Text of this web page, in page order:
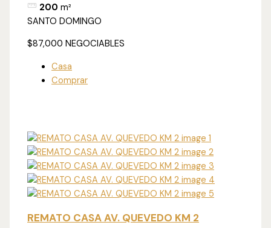
200 m²
SANTO DOMINGO
$87,000 NEGOCIABLES
Casa
Comprar
REMATO CASA AV. QUEVEDO KM 2